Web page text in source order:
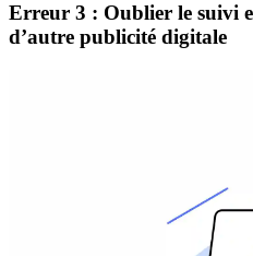
Erreur 3 : Oublier le suivi
d’autre publicité digitale